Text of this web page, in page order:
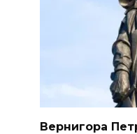
Вернигора